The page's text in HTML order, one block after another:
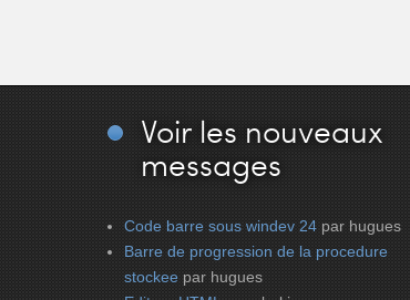
Voir les nouveaux
messages
Code barre sous windev 24 par hugues
Barre de progression de la procedure
stockee par hugues